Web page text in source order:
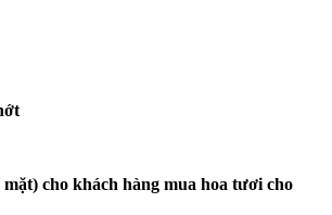
cho khách hàng mua hoa tươi cho